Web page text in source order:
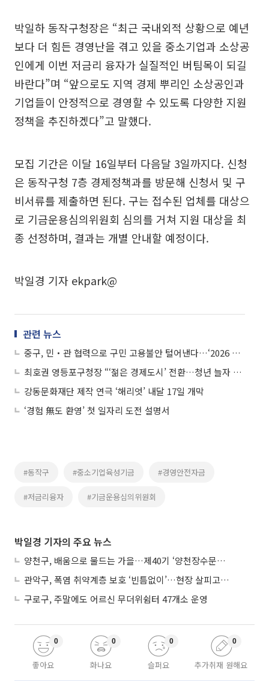
박일하 동작구청장은 “최근 국내외적 상황으로 예년
보다 더 힘든 경영난을 겪고 있을 중소기업과 소상공
인에게 이번 저금리 융자가 실질적인 버팀목이 되길
바란다”며 “앞으로도 지역 경제 뿌리인 소상공인과
기업들이 안정적으로 경영할 수 있도록 다양한 지원
정책을 추진하겠다”고 말했다.
모집 기간은 이달 16일부터 다음달 3일까지다. 신청
은 동작구청 7층 경제정책과를 방문해 신청서 및 구
비서류를 제출하면 된다. 구는 접수된 업체를 대상으
로 기금운용심의위원회 심의를 거쳐 지원 대상을 최
종 선정하며, 결과는 개별 안내할 예정이다.
박일경 기자 ekpark@
관련 뉴스
중구, 민‧관 협력으로 구민 고용불안 털어낸다…‘2026 일자리 정책’ 본격 가동
최호권 영등포구청장 “‘젊은 경제도시’ 전환…청년 늘자 지역 살아났다”
강동문화재단 제작 연극 ‘해리엇’ 내달 17일 개막
‘경험 無도 환영’ 첫 일자리 도전 설명서
#동작구 #중소기업육성기금 #경영안전자금
#저금리융자 #기금운용심의위원회
박일경 기자의 주요 뉴스
양천구, 배움으로 물드는 가을…제40기 ‘양천장수문화대학’ 수강생 모집
관악구, 폭염 취약계층 보호 ‘빈틈없이’…현장 살피고 지원 넓힌다
구로구, 주말에도 어르신 무더위쉼터 47개소 운영
좋아요
0
화나요
0
슬퍼요
0
추가취재 원해요
0